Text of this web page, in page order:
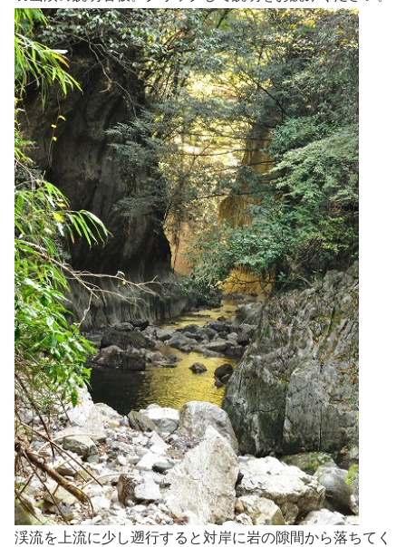
渓流を上流に少し遡行すると対岸に岩の隙間から落ちてく